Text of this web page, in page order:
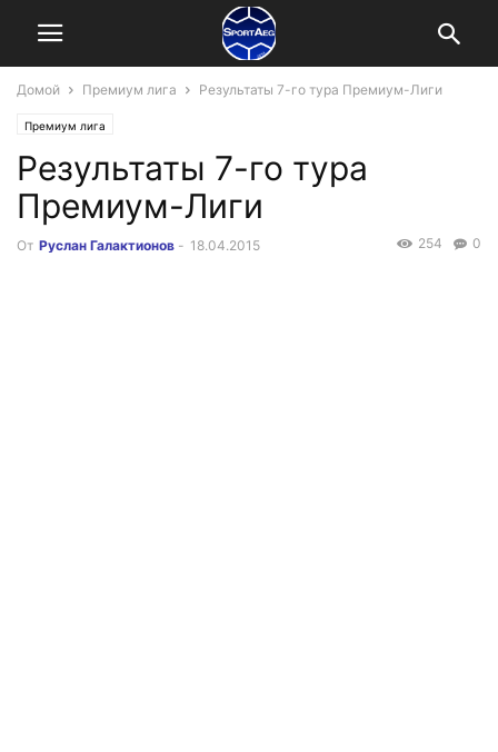
Домой Премиум лига Результаты 7-го тура Премиум-Лиги
Премиум лига
Результаты 7-го тура
Премиум-Лиги
От Руслан Галактионов - 18.04.2015 0
254